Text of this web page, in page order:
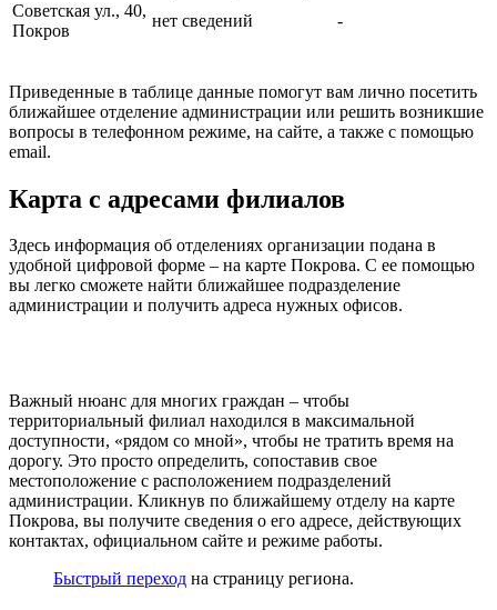
Советская ул., 40,
Покров
нет сведений -
Приведенные в таблице данные помогут вам лично посетить
ближайшее отделение администрации или решить возникшие
вопросы в телефонном режиме, на сайте, а также с помощью
email.
Карта с адресами филиалов
Здесь информация об отделениях организации подана в
удобной цифровой форме – на карте Покрова. С ее помощью
вы легко сможете найти ближайшее подразделение
администрации и получить адреса нужных офисов.
Важный нюанс для многих граждан – чтобы
территориальный филиал находился в максимальной
доступности, «рядом со мной», чтобы не тратить время на
дорогу. Это просто определить, сопоставив свое
местоположение с расположением подразделений
администрации. Кликнув по ближайшему отделу на карте
Покрова, вы получите сведения о его адресе, действующих
контактах, официальном сайте и режиме работы.
Быстрый переход на страницу региона.